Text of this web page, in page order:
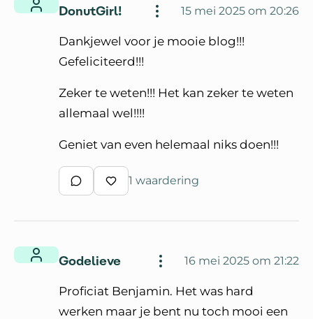
DonutGirl! 15 mei 2025 om 20:26
Dankjewel voor je mooie blog!!!
Gefeliciteerd!!!
Zeker te weten!!! Het kan zeker te weten
allemaal wel!!!!
Geniet van even helemaal niks doen!!!
Schrijf een reactie
Waardeer reactie
1 waardering
Godelieve 16 mei 2025 om 21:22
Proficiat Benjamin. Het was hard
werken maar je bent nu toch mooi een